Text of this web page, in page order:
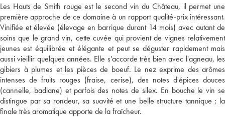
Les Hauts de Smith rouge est le second vin du Château, il permet une
première approche de ce domaine à un rapport qualité-prix intéressant.
Vinifiée et élevée (élevage en barrique durant 14 mois) avec autant de
soins que le grand vin, cette cuvée qui provient de vignes relativement
jeunes est équilibrée et élégante et peut se déguster rapidement mais
aussi vieillir quelques années. Elle s'accorde très bien avec l'agneau, les
gibiers à plumes et les pièces de boeuf. Le nez exprime des arômes
intenses de fruits rouges (fraise, cerise), des notes d'épices douces
(cannelle, badiane) et parfois des notes de silex. En bouche le vin se
distingue par sa rondeur, sa suavité et une belle structure tannique ; la
finale très aromatique apporte de la fraîcheur.